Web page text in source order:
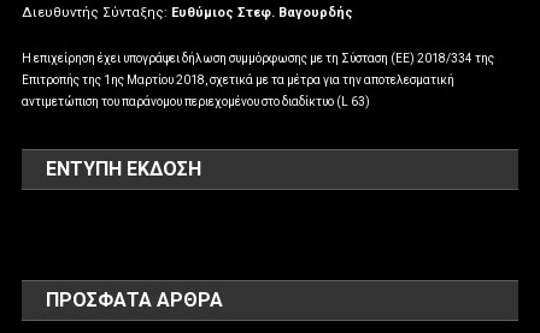
Διευθυντής Σύνταξης: Ευθύμιος Στεφ. Βαγουρδής
Η επιχείρηση έχει υπογράψει δήλωση συμμόρφωσης με τη Σύσταση (ΕΕ) 2018/334 της
Επιτροπής της 1ης Μαρτίου 2018, σχετικά με τα μέτρα για την αποτελεσματική
αντιμετώπιση του παράνομου περιεχομένου στο διαδίκτυο (L 63)
ΕΝΤΥΠΗ ΕΚΔΟΣΗ
ΠΡΌΣΦΑΤΑ ΆΡΘΡΑ